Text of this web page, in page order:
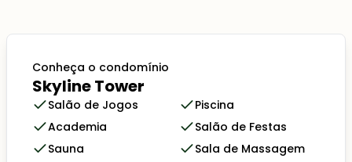
Conheça o condomínio
Skyline Tower
Salão de Jogos
Piscina
Academia
Salão de Festas
Sauna
Sala de Massagem